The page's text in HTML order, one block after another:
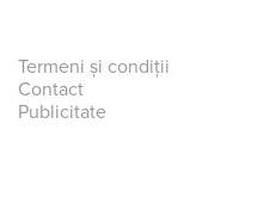
Termeni și condiții
Contact
Publicitate